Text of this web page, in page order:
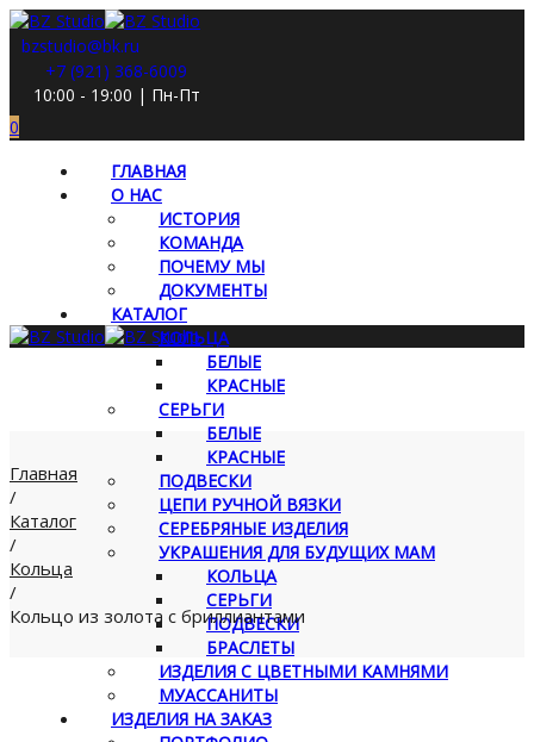
bzstudio@bk.ru
+7 (921) 368-6009
10:00 - 19:00 | Пн-Пт
0
ГЛАВНАЯ
О НАС
ИСТОРИЯ
КОМАНДА
ПОЧЕМУ МЫ
ДОКУМЕНТЫ
КАТАЛОГ
КОЛЬЦА
БЕЛЫЕ
КРАСНЫЕ
СЕРЬГИ
БЕЛЫЕ
КРАСНЫЕ
ПОДВЕСКИ
ЦЕПИ РУЧНОЙ ВЯЗКИ
СЕРЕБРЯНЫЕ ИЗДЕЛИЯ
УКРАШЕНИЯ ДЛЯ БУДУЩИХ МАМ
КОЛЬЦА
СЕРЬГИ
ПОДВЕСКИ
БРАСЛЕТЫ
ИЗДЕЛИЯ С ЦВЕТНЫМИ КАМНЯМИ
МУАССАНИТЫ
ИЗДЕЛИЯ НА ЗАКАЗ
Главная
/
Каталог
/
Кольца
/
Кольцо из золота с бриллиантами